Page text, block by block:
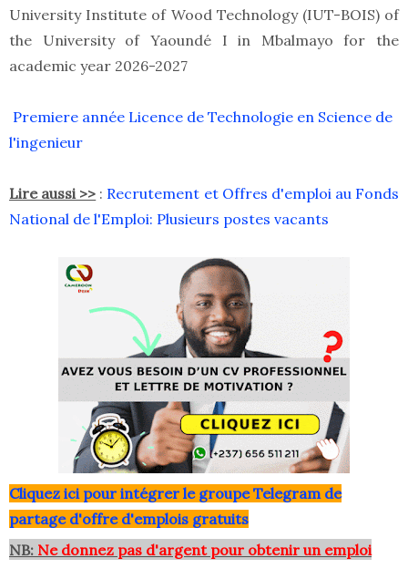
University Institute of Wood Technology (IUT-BOIS) of
the University of Yaoundé I in Mbalmayo for the
academic year 2026-2027
Premiere année Licence de Technologie en Science de
l'ingenieur
Lire aussi >> : Recrutement et Offres d'emploi au Fonds
National de l'Emploi: Plusieurs postes vacants
Cliquez ici pour intégrer le groupe Telegram de
partage d'offre d'emplois gratuits
NB: Ne donnez pas d'argent pour obtenir un emploi